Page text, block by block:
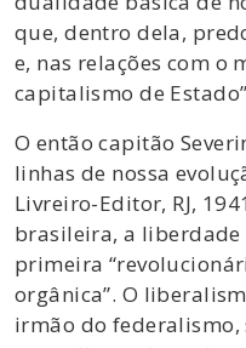
que, dentro dela,
e, nas relações com o
capitalismo de
O então capitão
linhas de nossa
Livreiro-Editor, RJ,
brasileira, a liberdade
primeira
orgânica”. O
irmão do federalismo,